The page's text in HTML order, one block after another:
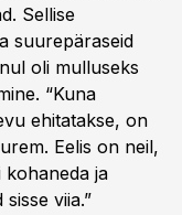
Sellise
suurepäraseid
oli mulluseks
“Kuna
ehitatakse, on
Eelis on neil,
kohaneda ja
viia.”